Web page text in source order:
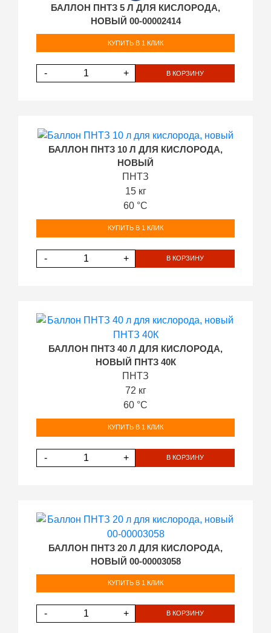
БАЛЛОН ПНТЗ 5 Л ДЛЯ КИСЛОРОДА,
НОВЫЙ 00-00002414
КУПИТЬ В 1 КЛИК
- + В КОРЗИНУ
БАЛЛОН ПНТЗ 10 Л ДЛЯ КИСЛОРОДА,
НОВЫЙ
ПНТЗ
15 кг
60 °С
КУПИТЬ В 1 КЛИК
- + В КОРЗИНУ
БАЛЛОН ПНТЗ 40 Л ДЛЯ КИСЛОРОДА,
НОВЫЙ ПНТЗ 40К
ПНТЗ
72 кг
60 °С
КУПИТЬ В 1 КЛИК
- + В КОРЗИНУ
БАЛЛОН ПНТЗ 20 Л ДЛЯ КИСЛОРОДА,
НОВЫЙ 00-00003058
КУПИТЬ В 1 КЛИК
- + В КОРЗИНУ